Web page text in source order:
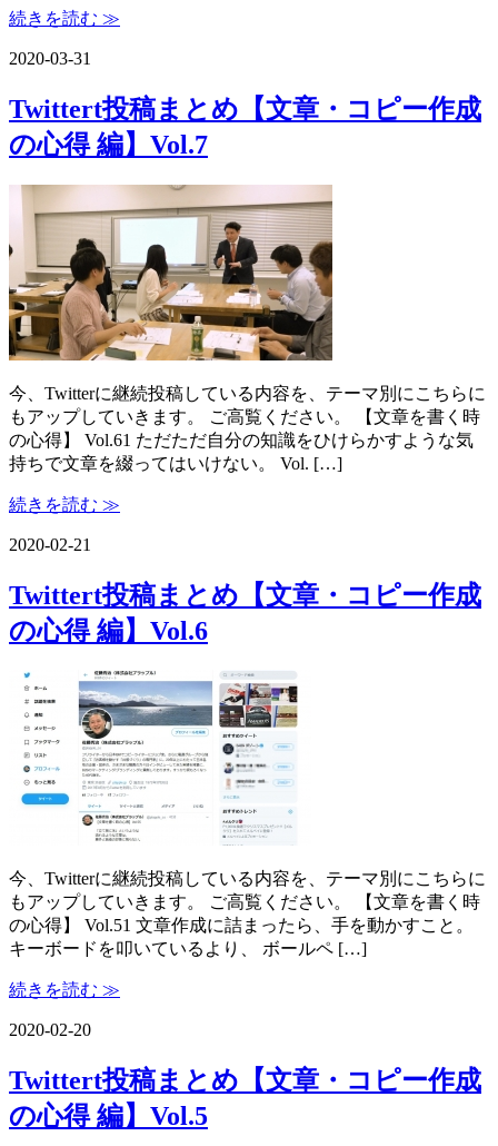
続きを読む ≫
2020-03-31
Twittert投稿まとめ【文章・コピー作成
の心得 編】Vol.7
今、Twitterに継続投稿している内容を、テーマ別にこちらに
もアップしていきます。 ご高覧ください。 【文章を書く時
の心得】 Vol.61 ただただ自分の知識をひけらかすような気
持ちで文章を綴ってはいけない。 Vol. […]
続きを読む ≫
2020-02-21
Twittert投稿まとめ【文章・コピー作成
の心得 編】Vol.6
今、Twitterに継続投稿している内容を、テーマ別にこちらに
もアップしていきます。 ご高覧ください。 【文章を書く時
の心得】 Vol.51 文章作成に詰まったら、手を動かすこと。
キーボードを叩いているより、 ボールペ […]
続きを読む ≫
2020-02-20
Twittert投稿まとめ【文章・コピー作成
の心得 編】Vol.5